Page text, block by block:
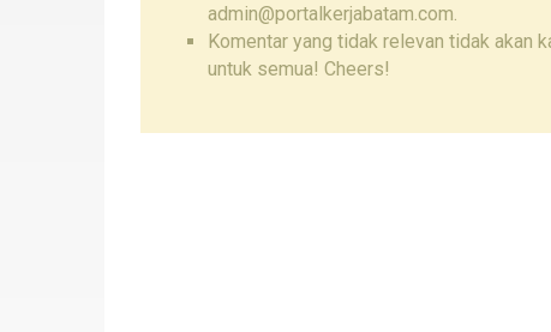
admin@portalkerjabatam.com.
Komentar yang tidak relevan tidak akan
untuk semua! Cheers!